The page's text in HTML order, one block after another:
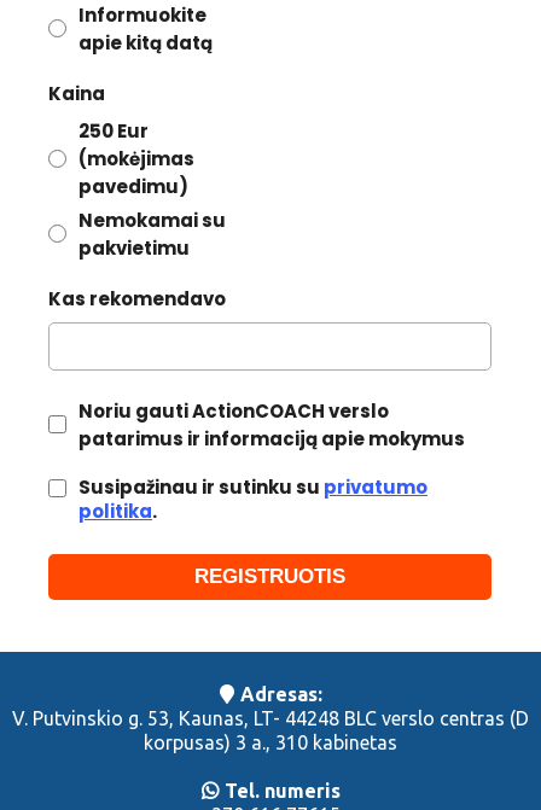
Informuokite
apie kitą datą
Kaina
250 Eur
(mokėjimas
pavedimu)
Nemokamai su
pakvietimu
Kas rekomendavo
Noriu gauti ActionCOACH verslo
patarimus ir informaciją apie mokymus
Susipažinau ir sutinku su privatumo
politika.
REGISTRUOTIS
Adresas:
V. Putvinskio g. 53, Kaunas, LT- 44248 BLC verslo centras (D
korpusas) 3 a., 310 kabinetas
Tel. numeris